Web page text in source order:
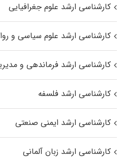
کارشناسی ارشد علوم جغرافیایی
کارشناسی ارشد علوم سیاسی و
کارشناسی ارشد فرماندهی و
کارشناسی ارشد فلسفه
کارشناسی ارشد ایمنی صنعتی
کارشناسی ارشد زبان آلمانی